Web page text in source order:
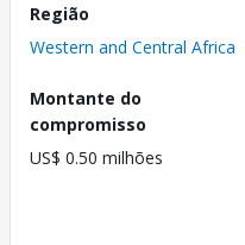
Região
Western and Central Africa
Montante do
compromisso
US$ 0.50 milhões